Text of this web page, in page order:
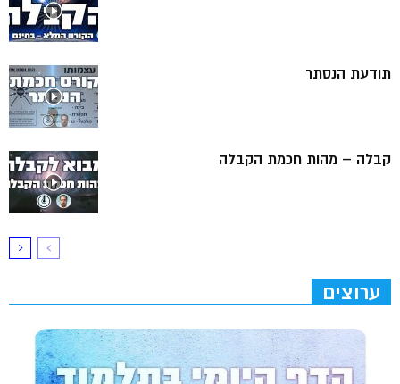
תודעת הנסתר
קבלה – מהות חכמת הקבלה
ערוצים